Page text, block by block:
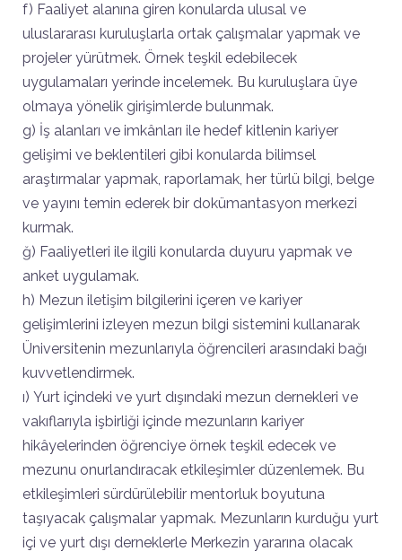
f) Faaliyet alanına giren konularda ulusal ve
uluslararası kuruluşlarla ortak çalışmalar yapmak ve
projeler yürütmek. Örnek teşkil edebilecek
uygulamaları yerinde incelemek. Bu kuruluşlara üye
olmaya yönelik girişimlerde bulunmak.
g) İş alanları ve imkânları ile hedef kitlenin kariyer
gelişimi ve beklentileri gibi konularda bilimsel
araştırmalar yapmak, raporlamak, her türlü bilgi, belge
ve yayını temin ederek bir dokümantasyon merkezi
kurmak.
ğ) Faaliyetleri ile ilgili konularda duyuru yapmak ve
anket uygulamak.
h) Mezun iletişim bilgilerini içeren ve kariyer
gelişimlerini izleyen mezun bilgi sistemini kullanarak
Üniversitenin mezunlarıyla öğrencileri arasındaki bağı
kuvvetlendirmek.
ı) Yurt içindeki ve yurt dışındaki mezun dernekleri ve
vakıflarıyla işbirliği içinde mezunların kariyer
hikâyelerinden öğrenciye örnek teşkil edecek ve
mezunu onurlandıracak etkileşimler düzenlemek. Bu
etkileşimleri sürdürülebilir mentorluk boyutuna
taşıyacak çalışmalar yapmak. Mezunların kurduğu yurt
içi ve yurt dışı derneklerle Merkezin yararına olacak